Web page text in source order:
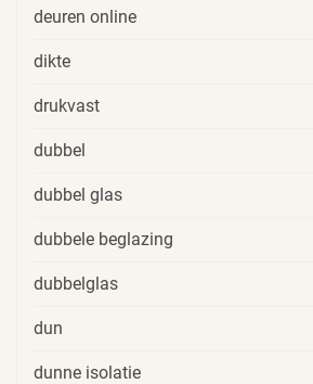
deuren online
dikte
drukvast
dubbel
dubbel glas
dubbele beglazing
dubbelglas
dun
dunne isolatie